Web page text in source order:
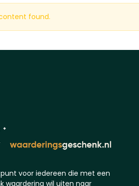
found.
voor iedereen die met een
waardering wil uiten naar